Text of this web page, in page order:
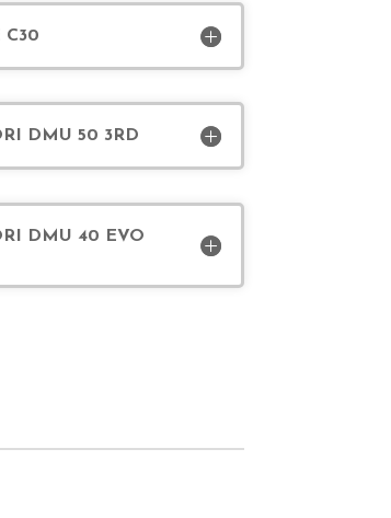
C30
DMU 50 3RD
DMU 40 EVO